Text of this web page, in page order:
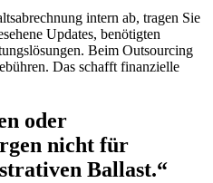
intern ab, tragen Sie
Updates, benötigten
Beim Outsourcing
Das schafft finanzielle
oder
nicht für
Ballast.“